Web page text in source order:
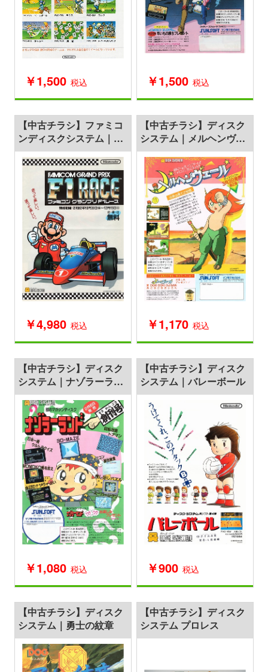
￥1,500 税込 ￥1,500 税込
【中古チラシ】ファミコ
ンディスクシステム｜フ
ァミコングランプリ F1レ
ース
￥4,980 税込
【中古チラシ】ディスク
システム｜メルヘンヴェ
ール
￥1,170 税込
【中古チラシ】ディスク
システム｜ナゾラーラン
ド創刊号
￥1,080 税込
【中古チラシ】ディスク
システム｜バレーボール
￥900 税込
【中古チラシ】ディスク
システム｜勇士の紋章
【中古チラシ】ディスク
システム プロレス